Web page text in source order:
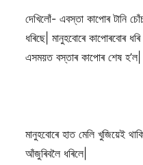
দেখিলোঁ- এবস্তা কাপোৰ টানি
ধৰিছে| মানুহবোৰে কাপোৰবোৰ
এসময়ত বস্তাৰ কাপোৰ শেষ হ’ল|
মানুহবোৰে হাত মেলি খুজিয়েই
আঁজুৰিবলৈ ধৰিলে|